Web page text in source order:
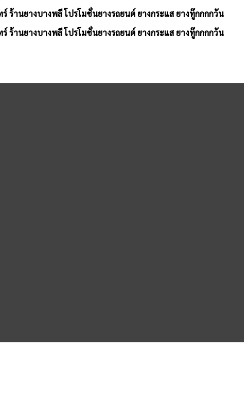
ร้านยางบางพลี โปรโมชั่นยางรถยนต์ ยางกระแส ยางทู๊กกกกวัน
ร้านยางบางพลี โปรโมชั่นยางรถยนต์ ยางกระแส ยางทู๊กกกกวัน